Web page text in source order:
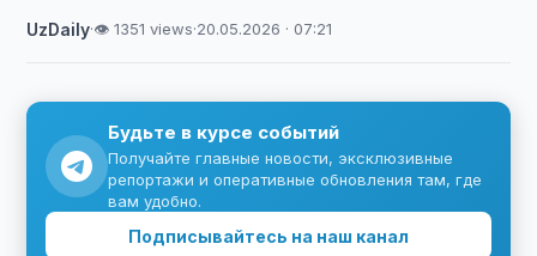
UzDaily·👁 1351 views·20.05.2026 · 07:21
Будьте в курсе событий
Получайте главные новости, эксклюзивные
репортажи и оперативные обновления там, где
вам удобно.
Подписывайтесь на наш канал